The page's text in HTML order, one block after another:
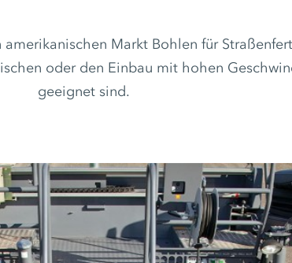
Markt Bohlen für
oder den Einbau mit hohen
geeignet sind.